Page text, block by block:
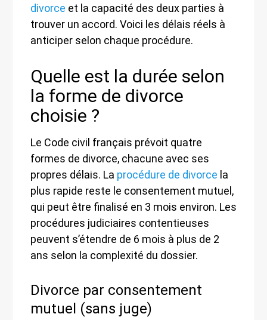
divorce et la capacité des deux parties à
trouver un accord. Voici les délais réels à
anticiper selon chaque procédure.
Quelle est la durée selon
la forme de divorce
choisie ?
Le Code civil français prévoit quatre
formes de divorce, chacune avec ses
propres délais. La procédure de divorce la
plus rapide reste le consentement mutuel,
qui peut être finalisé en 3 mois environ. Les
procédures judiciaires contentieuses
peuvent s’étendre de 6 mois à plus de 2
ans selon la complexité du dossier.
Divorce par consentement
mutuel (sans juge)